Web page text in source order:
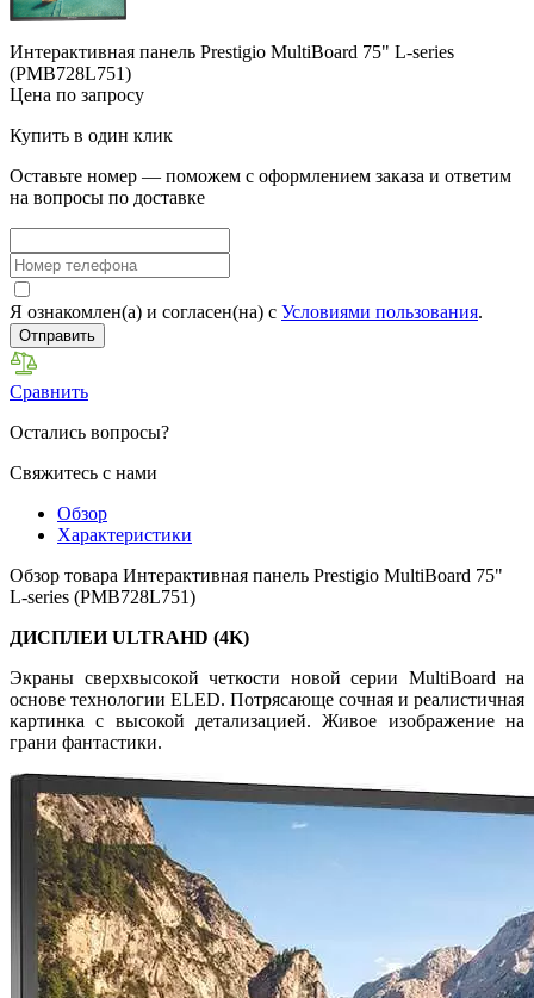
Интерактивная панель Prestigio MultiBoard 75" L-series
(PMB728L751)
Цена по запросу
Купить в один клик
Оставьте номер — поможем с оформлением заказа и ответим
на вопросы по доставке
Я ознакомлен(а) и согласен(на) с Условиями пользования.
Отправить
Сравнить
Остались вопросы?
Свяжитесь с нами
Обзор
Характеристики
Обзор товара Интерактивная панель Prestigio MultiBoard 75"
L-series (PMB728L751)
ДИСПЛЕИ ULTRAHD (4K)
Экраны сверхвысокой четкости новой серии MultiBoard на
основе технологии ELED. Потрясающе сочная и реалистичная
картинка с высокой детализацией. Живое изображение на
грани фантастики.